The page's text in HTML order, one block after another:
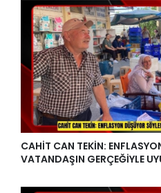
CAHİT CAN TEKİN:
VATANDAŞIN GERÇEĞİYLE